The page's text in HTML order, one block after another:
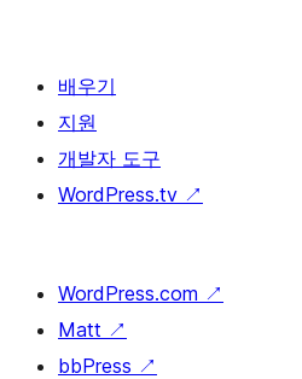
배우기
지원
개발자 도구
WordPress.tv ↗
WordPress.com ↗
Matt ↗
bbPress ↗